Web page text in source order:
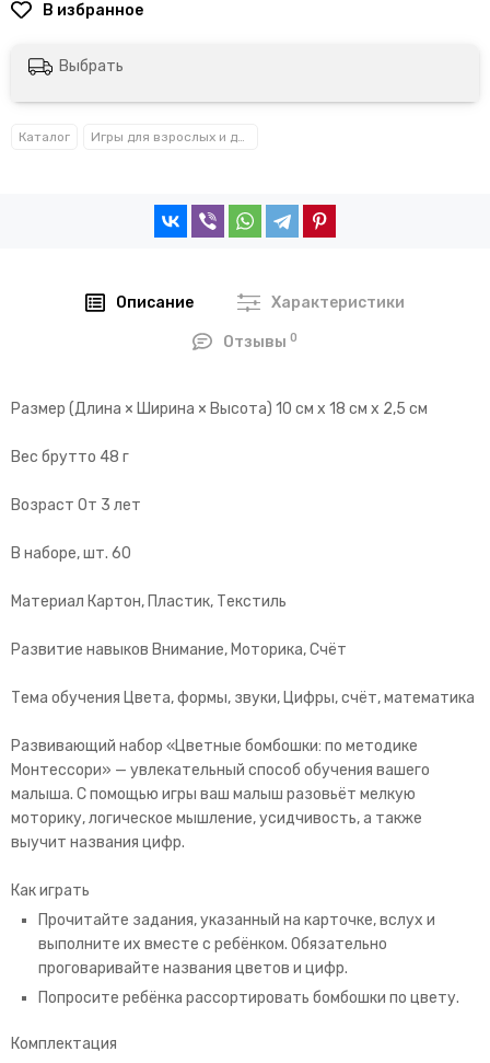
Выбрать
Каталог Игры для взрослых и детей
Описание Характеристики
Отзывы0
Размер (Длина × Ширина × Высота) 10 см х 18 см х 2,5 см
Вес брутто 48 г
Возраст От 3 лет
В наборе, шт. 60
Материал Картон, Пластик, Текстиль
Развитие навыков Внимание, Моторика, Счёт
Тема обучения Цвета, формы, звуки, Цифры, счёт, математика
Развивающий набор «Цветные бомбошки: по методике
Монтессори» — увлекательный способ обучения вашего
малыша. С помощью игры ваш малыш разовьёт мелкую
моторику, логическое мышление, усидчивость, а также
выучит названия цифр.
Как играть
Прочитайте задания, указанный на карточке, вслух и
выполните их вместе с ребёнком. Обязательно
проговаривайте названия цветов и цифр.
Попросите ребёнка рассортировать бомбошки по цвету.
Комплектация